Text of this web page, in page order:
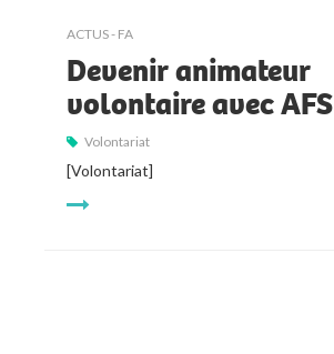
ACTUS - FA
Devenir animateur
volontaire avec AFS
Volontariat
[Volontariat]